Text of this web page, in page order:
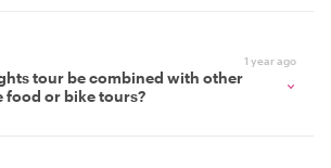
1 year ago
tour be combined with other
food or bike tours?